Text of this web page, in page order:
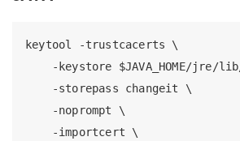
keytool -trustcacerts \
-keystore $JAVA_HOME/jre/
    -storepass changeit \
    -noprompt \
    -importcert \